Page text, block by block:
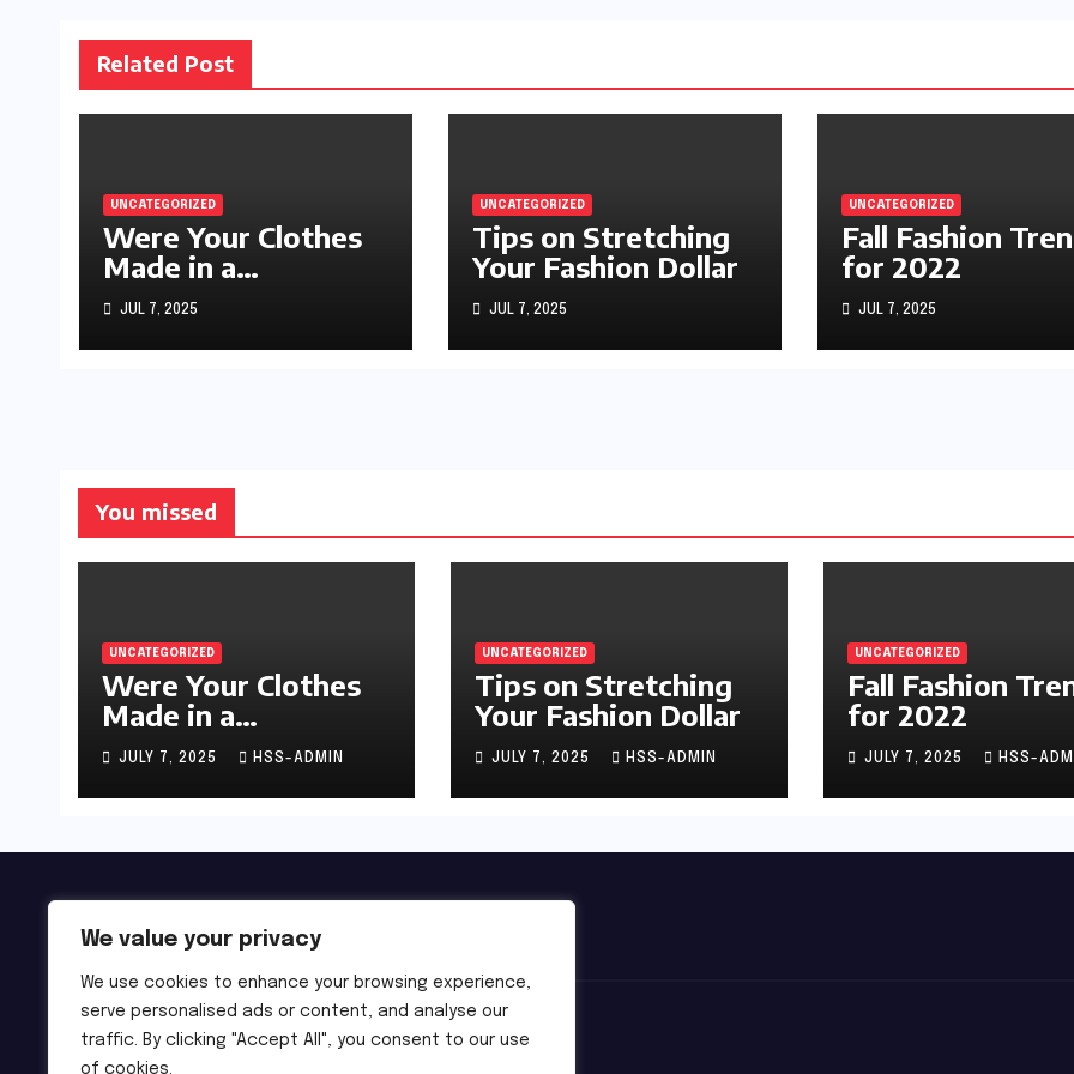
We value your privacy
We use cookies to enhance your browsing experience,
serve personalised ads or content, and analyse our
traffic. By clicking "Accept All", you consent to our use
of cookies.
Related Post
UNCATEGORIZED
Were Your Clothes
Made in a
Sweatshop?
JUL 7, 2025
UNCATEGORIZED
Tips on Stretching
Your Fashion Dollar
JUL 7, 2025
UNCATEGORIZED
Fall Fashion
for 2022
JUL 7, 2025
You missed
UNCATEGORIZED
Were Your Clothes
Made in a
Sweatshop?
JULY 7, 2025 HSS-ADMIN
UNCATEGORIZED
Tips on Stretching
Your Fashion Dollar
JULY 7, 2025 HSS-ADMIN
UNCATEGORIZED
Fall Fashion
for 2022
JULY 7, 2025 HSS-